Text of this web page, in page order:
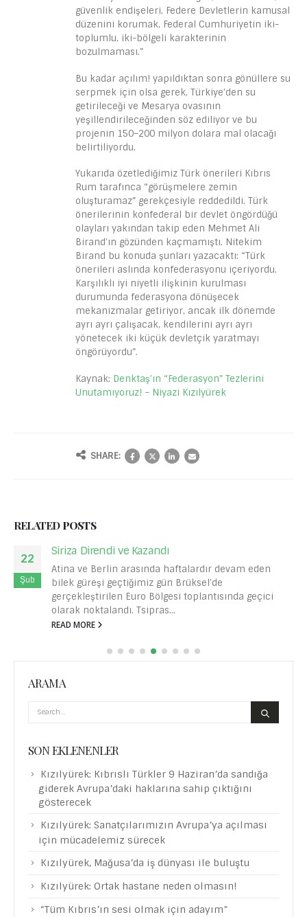
güvenlik endişeleri, Federe Devletlerin kamusal
düzenini korumak, Federal Cumhuriyetin iki-
toplumlu, iki-bölgeli karakterinin
bozulmaması.”
Bu kadar açılım! yapıldıktan sonra gönüllere su
serpmek için olsa gerek, Türkiye’den su
getirileceği ve Mesarya ovasının
yeşillendirileceğinden söz ediliyor ve bu
projenin 150–200 milyon dolara mal olacağı
belirtiliyordu.
Yukarıda özetlediğimiz Türk önerileri Kıbrıs
Rum tarafınca “görüşmelere zemin
oluşturamaz” gerekçesiyle reddedildi. Türk
önerilerinin konfederal bir devlet öngördüğü
olayları yakından takip eden Mehmet Ali
Birand’ın gözünden kaçmamıştı. Nitekim
Birand bu konuda şunları yazacaktı: “Türk
önerileri aslında konfederasyonu içeriyordu.
Karşılıklı iyi niyetli ilişkinin kurulması
durumunda federasyona dönüşecek
mekanizmalar getiriyor, ancak ilk dönemde
ayrı ayrı çalışacak, kendilerini ayrı ayrı
yönetecek iki küçük devletçik yaratmayı
öngörüyordu”.
Kaynak: Denktaş’ın “Federasyon” Tezlerini
Unutamıyoruz! – Niyazi Kızılyürek
SHARE:
RELATEDPOSTS
22
Şub
Siriza Direndi ve Kazandı
Atina ve Berlin arasında haftalardır devam eden
bilek güreşi geçtiğimiz gün Brüksel’de
gerçekleştirilen Euro Bölgesi toplantısında geçici
olarak noktalandı. Tsipras...
READ MORE
ARAMA
SON EKLENENLER
Kızılyürek: Kıbrıslı Türkler 9 Haziran’da sandığa
giderek Avrupa’daki haklarına sahip çıktığını
gösterecek
Kızılyürek: Sanatçılarımızın Avrupa’ya açılması
için mücadelemiz sürecek
Kızılyürek, Mağusa’da iş dünyası ile buluştu
Kızılyürek: Ortak hastane neden olmasın!
“Tüm Kıbrıs’ın sesi olmak için adayım”